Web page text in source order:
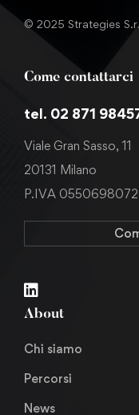
© 2025 Strategies
Come contattarci
tel. 02 871
Viale Gran Sasso, 11
20131 Milano
P.IVA
About
Chi siamo
Percorsi
News